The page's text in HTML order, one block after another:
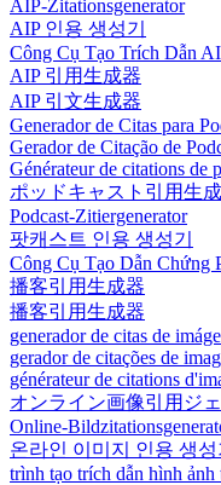
AIP-Zitationsgenerator
AIP 인용 생성기
Công Cụ Tạo Trích Dẫn
AIP 引用生成器
AIP 引文生成器
Generador de Citas para
Gerador de Citação de
Générateur de citations de
ポッドキャスト引用生
Podcast-Zitiergenerator
팟캐스트 인용 생성기
Công Cụ Tạo Dẫn Chứng
播客引用生成器
播客引用生成器
generador de citas de
gerador de citações de
générateur de citations
オンライン画像引用ジ
Online-
온라인 이미지 인용 생성
trình tạo trích dẫn hình